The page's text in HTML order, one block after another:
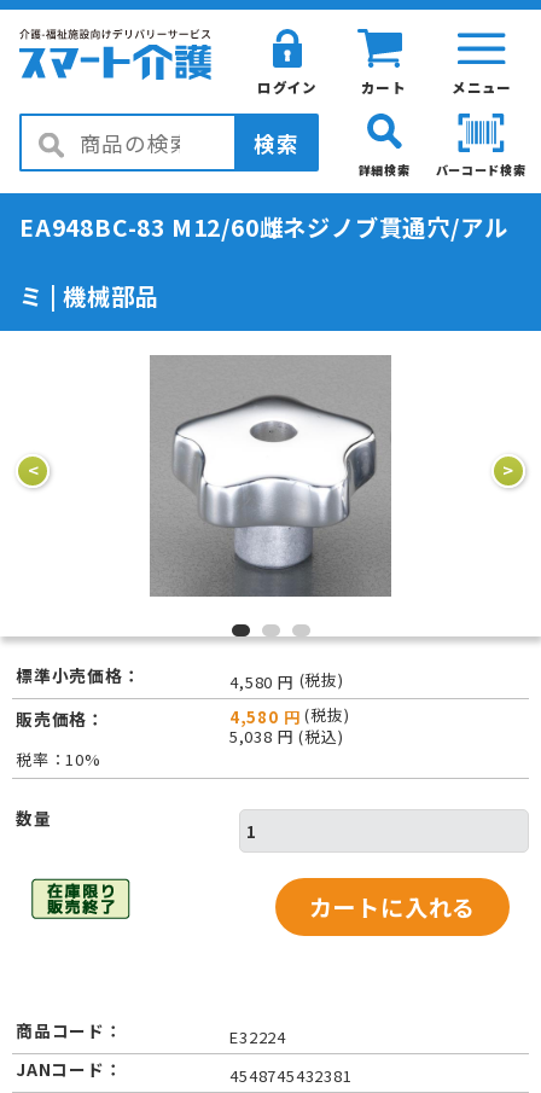
メニュー
カート
ログイン
検索
バーコード検索
詳細検索
EA948BC-83 M12/60雌ネジノブ貫通穴/アル
ミ | 機械部品
< >
標準小売価格： 4,580 円 (税抜)
販売価格： 4,580 円 (税抜)
5,038 円 (税込)
税率：10%
数量
商品コード： E32224
JANコード： 4548745432381